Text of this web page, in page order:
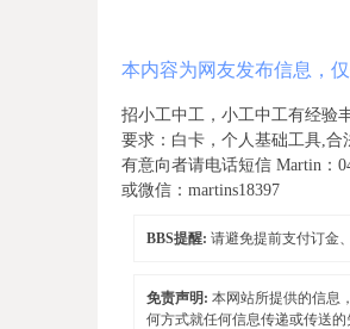
本内容为网友发布信息，
招小工中工，小工中工有经验
要求：白卡，个人基础工具,合
有意向者请电话短信 Martin：
或微信：martins18397
BBS提醒: 请避免提前支付订金
免责声明: 本网站所提供的信息
何方式就任何信息传递或传送